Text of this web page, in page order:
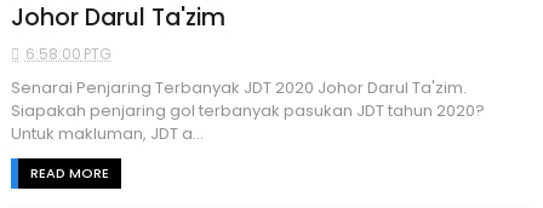
Johor Darul Ta'zim
6:58:00 PTG
Senarai Penjaring Terbanyak JDT 2020 Johor Darul Ta'zim.
Siapakah penjaring gol terbanyak pasukan JDT tahun 2020?
Untuk makluman, JDT a...
READ MORE